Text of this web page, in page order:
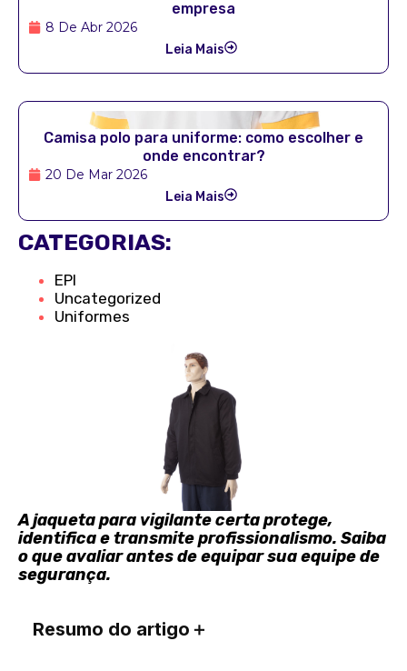
A jaqueta para vigilante certa protege,
identifica e transmite profissionalismo. Saiba
o que avaliar antes de equipar sua equipe de
segurança.
Resumo do artigo ＋
empresa
8 De Abr 2026
Leia Mais
Camisa polo para uniforme: como escolher e
onde encontrar?
20 De Mar 2026
Leia Mais
CATEGORIAS:
EPI
Uncategorized
Uniformes